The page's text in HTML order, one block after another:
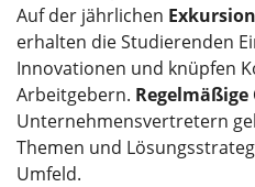
Auf der jährlichen
erhalten die Studierenden
Innovationen und knüpfen
Arbeitgebern.
Unternehmensvertretern
Themen und
Umfeld.